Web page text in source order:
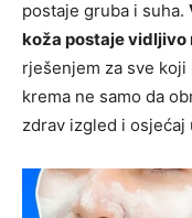
postaje gruba i suha.
koža postaje vidljivo
rješenjem za sve
krema ne samo da
zdrav izgled i osjećaj